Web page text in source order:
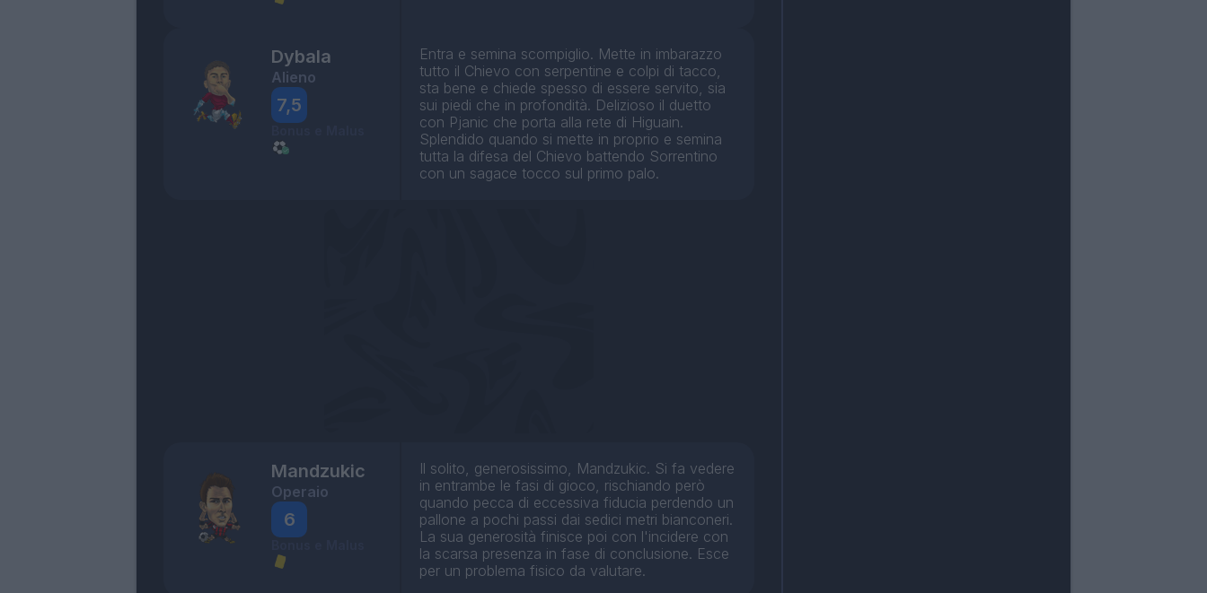
Dybala
Alieno
7,5
Entra e semina scompiglio. Mette in imbarazzo
tutto il Chievo con serpentine e colpi di tacco,
sta bene e chiede spesso di essere servito, sia
sui piedi che in profondità. Delizioso il duetto
con Pjanic che porta alla rete di Higuain.
Splendido quando si mette in proprio e semina
tutta la difesa del Chievo battendo Sorrentino
con un sagace tocco sul primo palo.
Mandzukic
Operaio
6
Il solito, generosissimo, Mandzukic. Si fa vedere
in entrambe le fasi di gioco, rischiando però
quando pecca di eccessiva fiducia perdendo un
pallone a pochi passi dai sedici metri bianconeri.
La sua generosità finisce poi con l'incidere con
la scarsa presenza in fase di conclusione. Esce
per un problema fisico da valutare.